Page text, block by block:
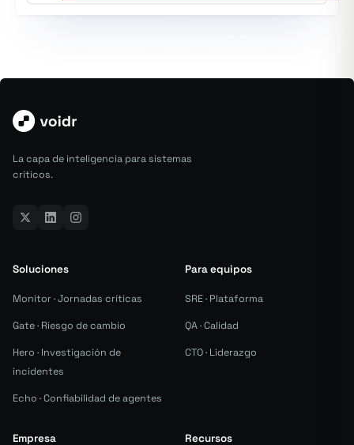
La capa de inteligencia para sistemas
críticos.
Soluciones
Monitor · Jornadas críticas
Gate · Riesgo de cambio
Hero · Investigación de
incidentes
Echo · Confiabilidad de agentes
Para equipos
SRE · Plataforma
QA · Calidad
CTO · Liderazgo
Empresa Recursos